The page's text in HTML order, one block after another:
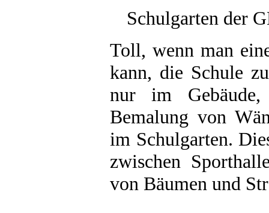
Schulgarten der
Toll, wenn man
kann, die Schule
nur im Gebäude,
Bemalung von
im Schulgarten.
zwischen
von Bäumen und